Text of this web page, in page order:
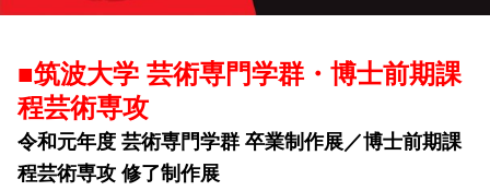
■筑波大学 芸術専門学群・博士前期課
程芸術専攻
令和元年度 芸術専門学群 卒業制作展／博士前期課
程芸術専攻 修了制作展